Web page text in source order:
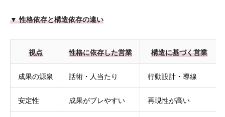
▼ 性格依存と構造依存の違い
視点 性格に依存した営業 構造に基づく営業
成果の源泉 話術・人当たり 行動設計・導線
安定性 成果がブレやすい 再現性が高い